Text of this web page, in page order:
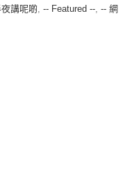
講呢啲, -- Featured --, -- 網